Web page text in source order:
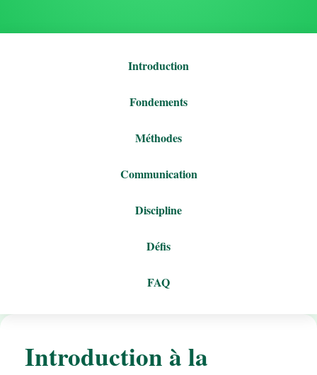
Introduction
Fondements
Méthodes
Communication
Discipline
Défis
FAQ
Introduction à la